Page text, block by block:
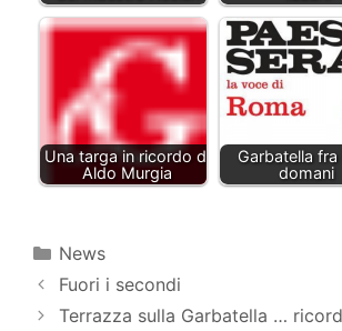
Una targa in ricordo di
Aldo Murgia
Garbatella fra
domani
News
Fuori i secondi
Terrazza sulla Garbatella …